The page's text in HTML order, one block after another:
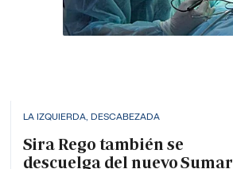
LA IZQUIERDA, DESCABEZADA
Sira Rego también se
descuelga del nuevo Sumar